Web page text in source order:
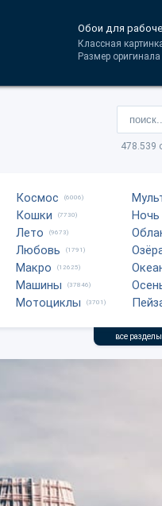
Обои для
Классная
Размер
478.539
Космос (6006)
Кошки (7730)
Лето (9673)
Любовь (1791)
Макро (12625)
Машины (37846)
Мотоциклы (3701)
Ночь
все